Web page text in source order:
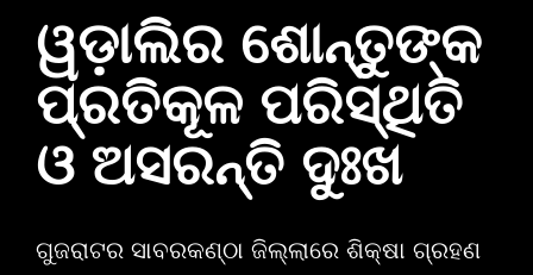
ୱଡ଼ାଲିର ଶୋନ୍ତୁଙ୍କ
ପ୍ରତିକୂଳ ପରିସ୍ଥିତି
ଓ ଅସରନ୍ତି ଦୁଃଖ
ଗୁଜରାଟର ସାବରକଣ୍ଠା ଜିଲ୍ଲାରେ ଶିକ୍ଷା ଗ୍ରହଣ